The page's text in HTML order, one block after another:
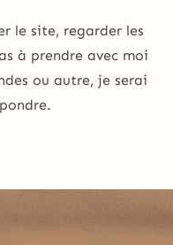
le site, regarder les
à prendre avec moi
ou autre, je serai